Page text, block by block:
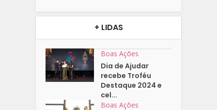
+ LIDAS
Boas Ações
Dia de Ajudar
recebe Troféu
Destaque 2024 e
cel...
Boas Ações